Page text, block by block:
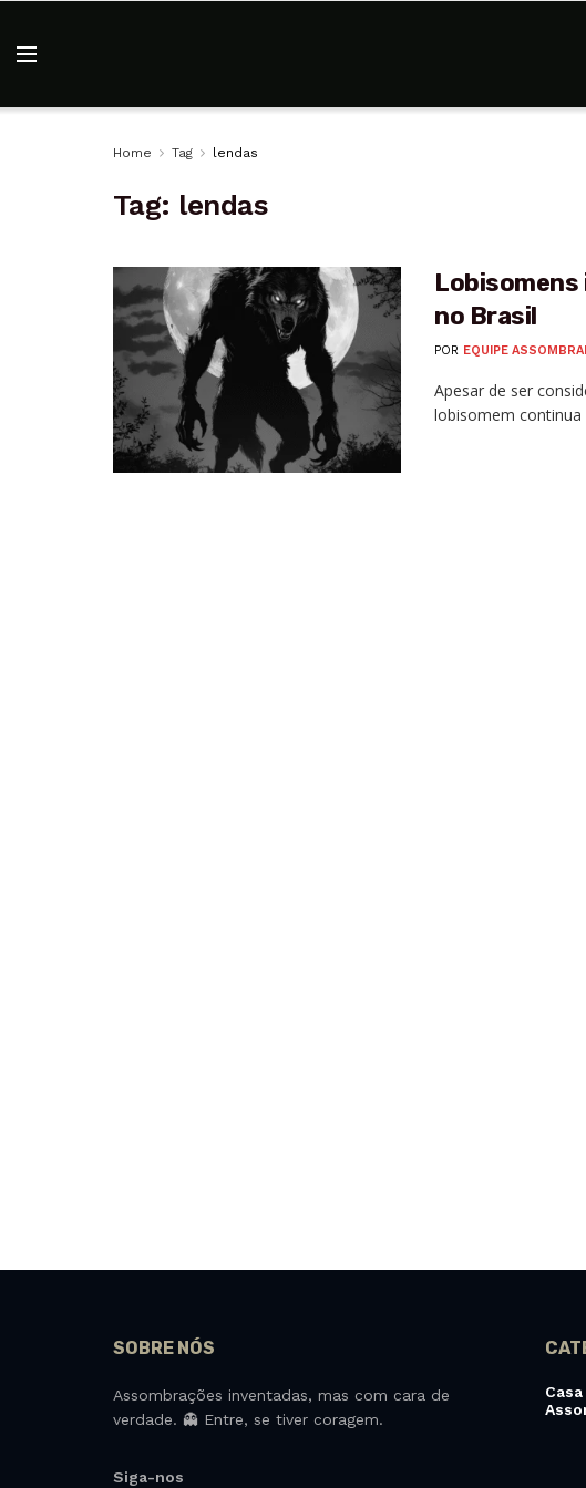
Home Tag lendas
Tag: lendas
no Brasil
POR EQUIPE
Apesar de ser
lobisomem continua
SOBRE NÓS
Assombrações inventadas, mas com cara de
verdade. 👻 Entre, se tiver coragem.
Siga-nos
Casa